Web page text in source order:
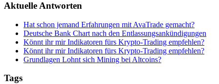
Aktuelle Antworten
Hat schon jemand Erfahrungen mit AvaTrade gemacht?
Deutsche Bank Chart nach den Entlassungsankündigungen
Könnt ihr mir Indikatoren fürs Krypto-Trading empfehlen?
Könnt ihr mir Indikatoren fürs Krypto-Trading empfehlen?
Grundlagen Lohnt sich Mining bei Altcoins?
Tags